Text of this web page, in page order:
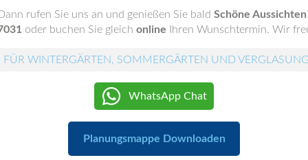
rufen Sie uns an und genießen Sie bald Schöne Aussichten
oder buchen Sie gleich online Ihren Wunschtermin. Wir
WINTERGÄRTEN, SOMMERGÄRTEN UND
WhatsApp Chat
Planungsmappe Downloaden